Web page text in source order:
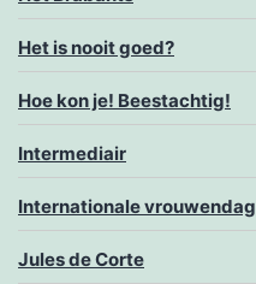
Het is nooit goed?
Hoe kon je! Beestachtig!
Intermediair
Internationale vrouwendag
Jules de Corte